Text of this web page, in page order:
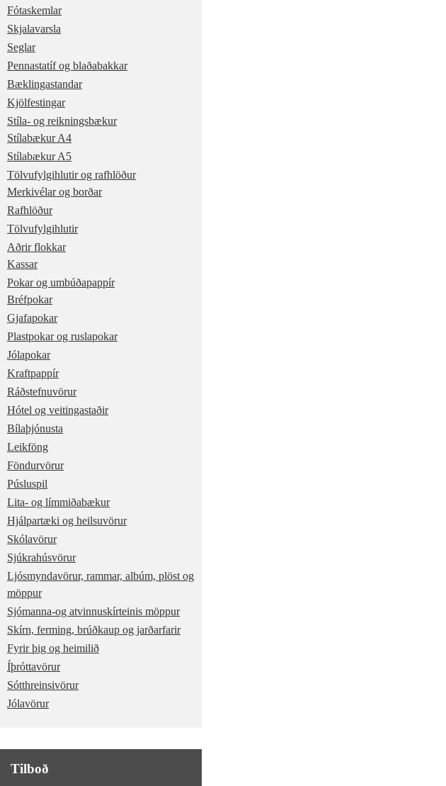
Fótaskemlar
Skjalavarsla
Seglar
Pennastatíf og blaðabakkar
Bæklingastandar
Kjölfestingar
Stíla- og reikningsbækur
Stílabækur A4
Stílabækur A5
Tölvufylgihlutir og rafhlöður
Merkivélar og borðar
Rafhlöður
Tölvufylgihlutir
Aðrir flokkar
Kassar
Pokar og umbúðapappír
Bréfpokar
Gjafapokar
Plastpokar og ruslapokar
Jólapokar
Kraftpappír
Ráðstefnuvörur
Hótel og veitingastaðir
Bílaþjónusta
Leikföng
Föndurvörur
Púsluspil
Lita- og límmiðabækur
Hjálpartæki og heilsuvörur
Skólavörur
Sjúkrahúsvörur
Ljósmyndavörur, rammar, albúm, plöst og
möppur
Sjómanna-og atvinnuskírteinis möppur
Skírn, ferming, brúðkaup og jarðarfarir
Fyrir þig og heimilið
Íþróttavörur
Sótthreinsivörur
Jólavörur
Tilboð